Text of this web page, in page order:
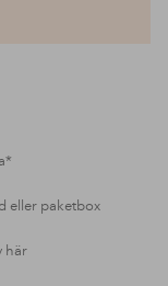
eller paketbox
här